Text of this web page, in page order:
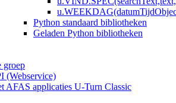
Python standaard bibliotheken
Geladen Python bibliotheken
groep
(Webservice)
AFAS applicaties U-Turn Classic